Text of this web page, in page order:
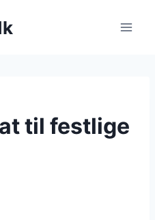
til festlige